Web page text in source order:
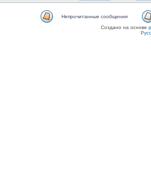
Непрочитанные сообщения
Создано на основе